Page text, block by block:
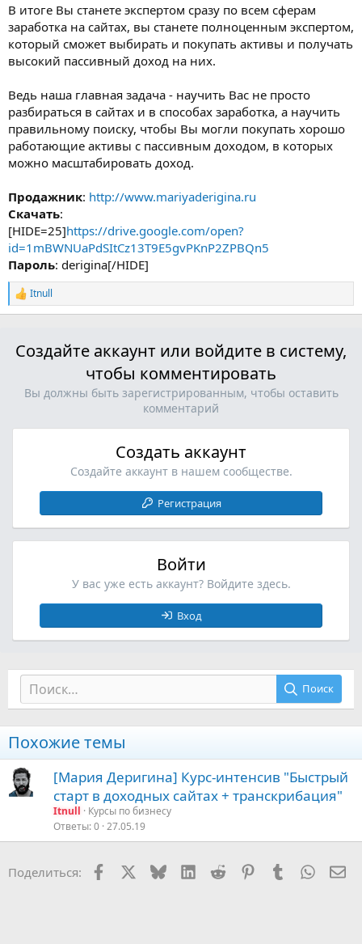
В итоге Вы станете экспертом сразу по всем сферам
заработка на сайтах, вы станете полноценным экспертом,
который сможет выбирать и покупать активы и получать
высокий пассивный доход на них.
Ведь наша главная задача - научить Вас не просто
разбираться в сайтах и в способах заработка, а научить
правильному поиску, чтобы Вы могли покупать хорошо
работающие активы с пассивным доходом, в которых
можно масштабировать доход.
Продажник: http://www.mariyaderigina.ru
Скачать:
[HIDE=25]https://drive.google.com/open?
id=1mBWNUaPdSItCz13T9E5gvPKnP2ZPBQn5
Пароль: derigina[/HIDE]
Р
е
ц
Itnull
Создайте аккаунт или войдите в систему,
чтобы комментировать
Вы должны быть зарегистрированным, чтобы оставить
комментарий
Создать аккаунт
Создайте аккаунт в нашем сообществе.
Регистрация
Войти
У вас уже есть аккаунт? Войдите здесь.
Вход
Поиск
Похожие темы
[Мария Деригина] Курс-интенсив "Быстрый
старт в доходных сайтах + транскрибация"
Itnull
Курсы по бизнесу
Ответы 0 27.05.19
Поделиться: FacebookX (Twitter)
BlueskyLinkedIn
Reddit PinterestTumblr